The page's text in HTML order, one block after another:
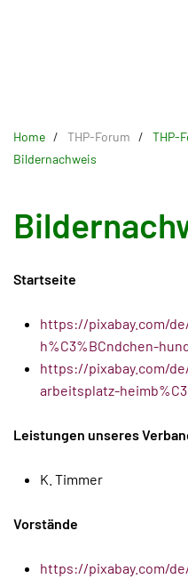
Home THP-Forum THP-
Bildernachweis
Startseite
https://pixabay.com/
h%C3%BCndchen-
https://pixabay.com/
arbeitsplatz-
Leistungen unseres
K. Timmer
Vorstände
https://pixabay.com/